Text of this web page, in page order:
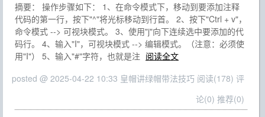
摘要： 操作步骤如下： 1、在命令模式下，移动到要添加注释
代码的第一行，按下"^"将光标移动到行首。 2、按下"Ctrl + v"，
命令模式 --> 可视块模式。 3、使用"j"向下连续选中要添加的代
码行。 4、输入"I"，可视块模式 --> 编辑模式。（注意：必须使
用"I"） 5、输入"#"字符，也就是注 阅读全文
posted @ 2025-04-22 10:33 皇帽讲绿帽带法技巧 阅读(178) 评
论(0) 推荐(0)